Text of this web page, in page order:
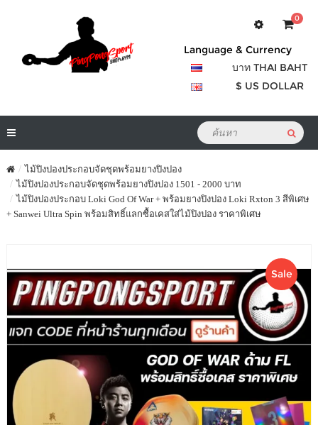
0
Language & Currency
บาท THAI BAHT
$ US DOLLAR
ไม้ปิงปองประกอบจัดชุดพร้อมยางปิงปอง
ไม้ปิงปองประกอบจัดชุดพร้อมยางปิงปอง 1501 - 2000 บาท
ไม้ปิงปองประกอบ Loki God Of War + พร้อมยางปิงปอง Loki Rxton 3 สีพิเศษ
+ Sanwei Ultra Spin พร้อมสิทธิ์แลกซื้อเคสใส่ไม้ปิงปอง ราคาพิเศษ
Sale